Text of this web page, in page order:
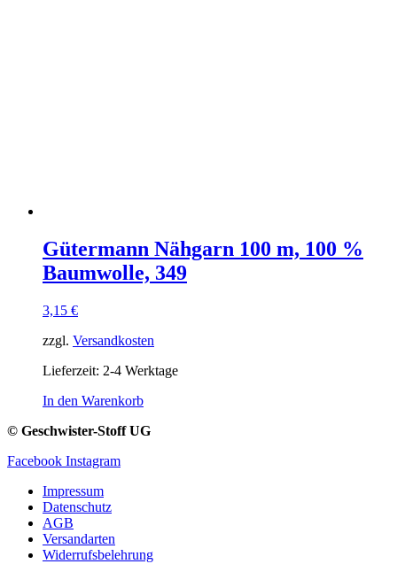
Gütermann Nähgarn 100 m, 100 %
Baumwolle, 349
3,15 €
zzgl. Versandkosten
Lieferzeit: 2-4 Werktage
In den Warenkorb
© Geschwister-Stoff UG
Facebook Instagram
Impressum
Datenschutz
AGB
Versandarten
Widerrufsbelehrung